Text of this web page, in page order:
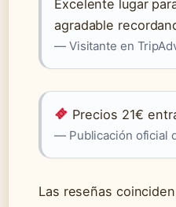
Excelente lugar
agradable
— Visitante en
Precios 21€
— Publicación oficial
Las reseñas